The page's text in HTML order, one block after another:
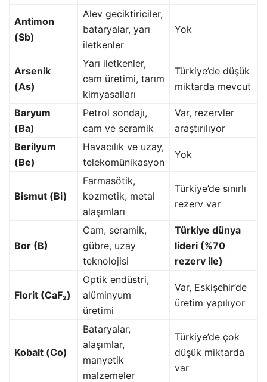
Antimon
(Sb)
Alev geciktiriciler,
bataryalar, yarı
iletkenler
Yok
Arsenik
(As)
Yarı iletkenler,
cam üretimi, tarım
kimyasalları
Türkiye’de düşük
miktarda mevcut
Baryum
(Ba)
Petrol sondajı,
cam ve seramik
Var, rezervler
araştırılıyor
Berilyum
(Be)
Havacılık ve uzay,
telekomünikasyon
Yok
Bismut (Bi)
Farmasötik,
kozmetik, metal
alaşımları
Türkiye’de sınırlı
rezerv var
Bor (B)
Cam, seramik,
gübre, uzay
teknolojisi
Türkiye dünya
lideri (%70
rezerv ile)
Florit (CaF₂)
Optik endüstri,
alüminyum
üretimi
Var, Eskişehir’de
üretim yapılıyor
Kobalt (Co)
Bataryalar,
alaşımlar,
manyetik
malzemeler
Türkiye’de çok
düşük miktarda
var